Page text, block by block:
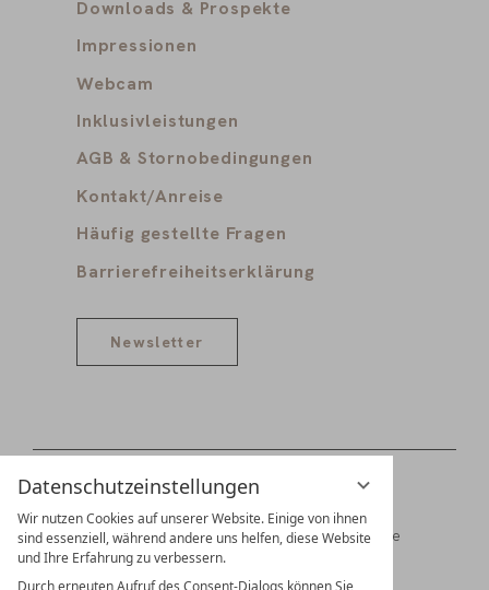
Datenschutzeinstellungen
Wir nutzen Cookies auf unserer Website. Einige von ihnen
sind essenziell, während andere uns helfen, diese Website
und Ihre Erfahrung zu verbessern.
Durch erneuten Aufruf des Consent-Dialogs können Sie
Downloads & Prospekte
Impressionen
Webcam
Inklusivleistungen
AGB & Stornobedingungen
Kontakt/Anreise
Häufig gestellte Fragen
Barrierefreiheitserklärung
Newsletter
Digitale GästemappeJobsPartnerPresse